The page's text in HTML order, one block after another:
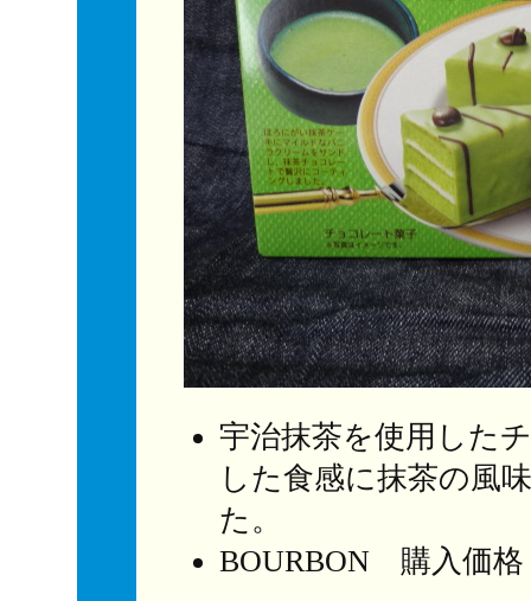
宇治抹茶を使用した
した食感に抹茶の風
た。
BOURBON 購入価格